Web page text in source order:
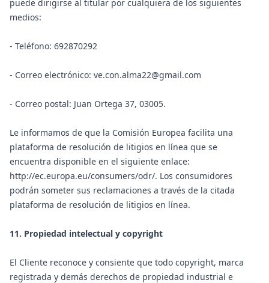
puede dirigirse al titular por cualquiera de los siguientes
medios:
- Teléfono: 692870292
- Correo electrónico: ve.con.alma22@gmail.com
- Correo postal: Juan Ortega 37, 03005.
Le informamos de que la Comisión Europea facilita una
plataforma de resolución de litigios en línea que se
encuentra disponible en el siguiente enlace:
http://ec.europa.eu/consumers/odr/. Los consumidores
podrán someter sus reclamaciones a través de la citada
plataforma de resolución de litigios en línea.
11. Propiedad intelectual y copyright
El Cliente reconoce y consiente que todo copyright, marca
registrada y demás derechos de propiedad industrial e